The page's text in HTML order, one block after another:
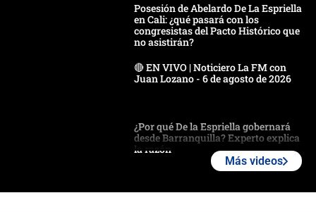
Posesión de Abelardo De La Espriella
en Cali: ¿qué pasará con los
congresistas del Pacto Histórico que
no asistirán?
🔴 EN VIVO | Noticiero La FM con
Juan Lozano - 6 de agosto de 2026
¿Por qué De la Espriella gobernará
desde Barranquilla? Experto explica
la razón
Más videos